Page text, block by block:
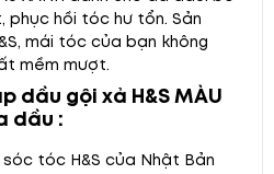
phục hồi tóc hư tổn. Sản
mái tóc của bạn không
mềm mượt.
dầu gội xả H&S MÀU
dầu :
tóc H&S của Nhật Bản